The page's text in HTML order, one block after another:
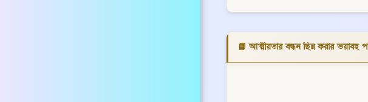
📘 আত্মীয়তার বন্ধন ছিন্ন করার ভয়াবহ